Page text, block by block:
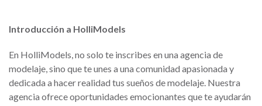
Introducción a HolliModels
En HolliModels, no solo te inscribes en una agencia de
modelaje, sino que te unes a una comunidad apasionada y
dedicada a hacer realidad tus sueños de modelaje. Nuestra
agencia ofrece oportunidades emocionantes que te ayudarán